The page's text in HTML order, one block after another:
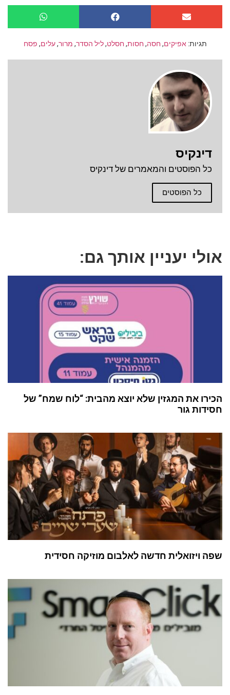
תגיות: אפיקים, חסה, חסות, חסלט,ליל הסדר, מרור,עלים, פסח
דינקיס
כל הפוסטים והמאמרים של דינקיס
כל הפוסטים
אולי יעניין אותך גם:
הכירו את המגזין שלא יוצא מהבית: “לוח שמח” של
חסידות גור
שפה ויזואלית חדשה לאלבום מוזיקה חסידית